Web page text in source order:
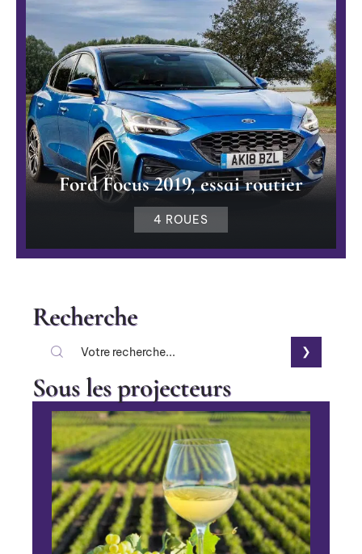
Ford Focus 2019, essai routier
4 ROUES
Recherche
Sous les projecteurs